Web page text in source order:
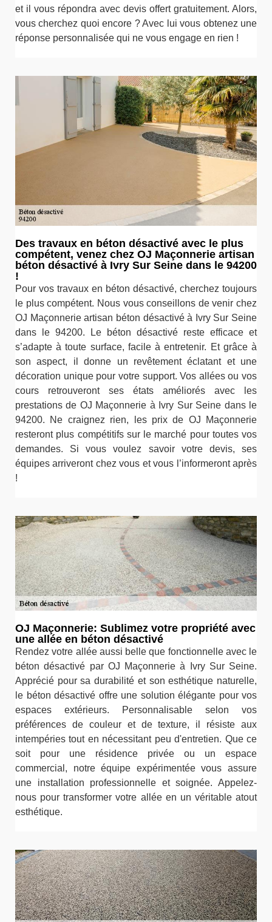
et il vous répondra avec devis offert gratuitement. Alors,
vous cherchez quoi encore ? Avec lui vous obtenez une
réponse personnalisée qui ne vous engage en rien !
Des travaux en béton désactivé avec le plus
compétent, venez chez OJ Maçonnerie artisan
béton désactivé à Ivry Sur Seine dans le 94200
!
Pour vos travaux en béton désactivé, cherchez toujours
le plus compétent. Nous vous conseillons de venir chez
OJ Maçonnerie artisan béton désactivé à Ivry Sur Seine
dans le 94200. Le béton désactivé reste efficace et
s’adapte à toute surface, facile à entretenir. Et grâce à
son aspect, il donne un revêtement éclatant et une
décoration unique pour votre support. Vos allées ou vos
cours retrouveront ses états améliorés avec les
prestations de OJ Maçonnerie à Ivry Sur Seine dans le
94200. Ne craignez rien, les prix de OJ Maçonnerie
resteront plus compétitifs sur le marché pour toutes vos
demandes. Si vous voulez savoir votre devis, ses
équipes arriveront chez vous et vous l’informeront après
!
OJ Maçonnerie: Sublimez votre propriété avec
une allée en béton désactivé
Rendez votre allée aussi belle que fonctionnelle avec le
béton désactivé par OJ Maçonnerie à Ivry Sur Seine.
Apprécié pour sa durabilité et son esthétique naturelle,
le béton désactivé offre une solution élégante pour vos
espaces extérieurs. Personnalisable selon vos
préférences de couleur et de texture, il résiste aux
intempéries tout en nécessitant peu d'entretien. Que ce
soit pour une résidence privée ou un espace
commercial, notre équipe expérimentée vous assure
une installation professionnelle et soignée. Appelez-
nous pour transformer votre allée en un véritable atout
esthétique.